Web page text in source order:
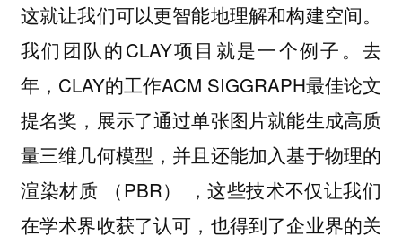
这就让我们可以更智能地理解和构建空间。
我们团队的CLAY项目就是一个例子。去
年，CLAY的工作ACM SIGGRAPH最佳论文
提名奖，展示了通过单张图片就能生成高质
量三维几何模型，并且还能加入基于物理的
渲染材质 （PBR） ，这些技术不仅让我们
在学术界收获了认可，也得到了企业界的关